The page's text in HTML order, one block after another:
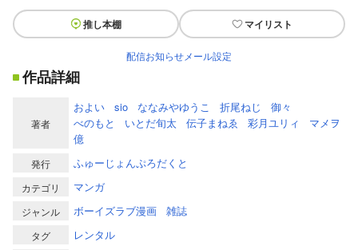
推し本棚 マイリスト
配信お知らせメール設定
作品詳細
著者
およい sio ななみやゆうこ 折尾ねじ
御々
べのもと
いとだ旬太 伝子まねゑ 彩月ユリィ
マメヲ
億
発行 ふゅーじょんぷろだくと
カテゴリ マンガ
ジャンル ボーイズラブ漫画 雑誌
タグ レンタル